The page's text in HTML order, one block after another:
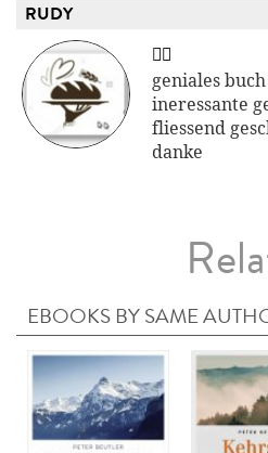
RUDY
👍🏾
geniales buch
ineressante
fliessend
danke
EBOOKS BY SAME